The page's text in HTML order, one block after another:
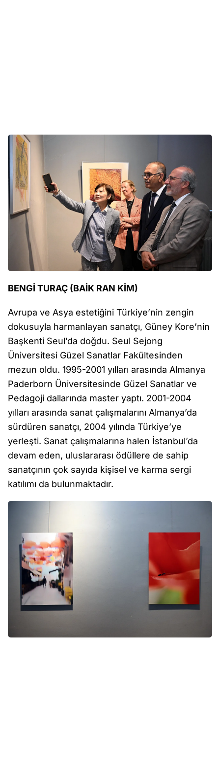
BENGİ TURAÇ (BAİK RAN KİM)
Avrupa ve Asya estetiğini Türkiye’nin zengin
dokusuyla harmanlayan sanatçı, Güney Kore’nin
Başkenti Seul’da doğdu. Seul Sejong
Üniversitesi Güzel Sanatlar Fakültesinden
mezun oldu. 1995-2001 yılları arasında Almanya
Paderborn Üniversitesinde Güzel Sanatlar ve
Pedagoji dallarında master yaptı. 2001-2004
yılları arasında sanat çalışmalarını Almanya’da
sürdüren sanatçı, 2004 yılında Türkiye’ye
yerleşti. Sanat çalışmalarına halen İstanbul’da
devam eden, uluslararası ödüllere de sahip
sanatçının çok sayıda kişisel ve karma sergi
katılımı da bulunmaktadır.